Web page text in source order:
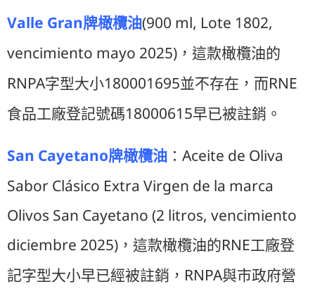
Valle Gran牌橄欖油(900 ml, Lote 1802,
vencimiento mayo 2025) ，這款橄欖油的
RNPA字型大小180001695並不存在，而RNE
食品工廠登記號碼18000615早已被註銷。
San Cayetano牌橄欖油 ： Aceite de Oliva
Sabor Clásico Extra Virgen de la marca
Olivos San Cayetano (2 litros, vencimiento
diciembre 2025) ，這款橄欖油的RNE工廠登
記字型大小早已經被註銷， RNPA與市政府營